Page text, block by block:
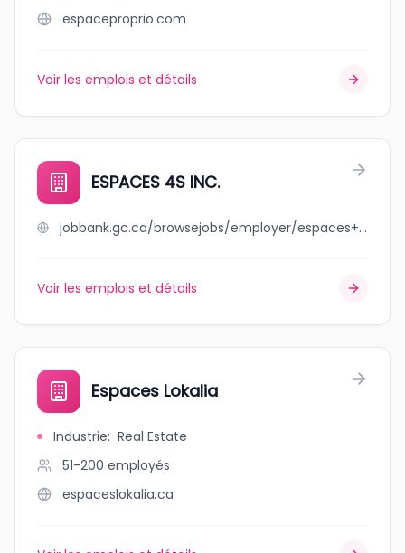
espaceproprio.com
Voir les emplois et détails
ESPACES 4S INC.
jobbank.gc.ca/browsejobs/employer/espaces+4s+inc./ca
Voir les emplois et détails
Espaces Lokalia
Industrie: Real Estate
51-200 employés
espaceslokalia.ca